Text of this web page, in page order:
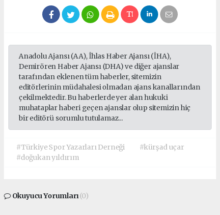
Anadolu Ajansı (AA), İhlas Haber Ajansı (İHA),
Demirören Haber Ajansı (DHA) ve diğer ajanslar
tarafından eklenen tüm haberler, sitemizin
editörlerinin müdahalesi olmadan ajans kanallarından
çekilmektedir. Bu haberlerde yer alan hukuki
muhataplar haberi geçen ajanslar olup sitemizin hiç
bir editörü sorumlu tutulamaz...
#Türkiye Spor Yazarları Derneği
#kürşad uçar
#doğukan yıldırım
Okuyucu Yorumları(0)